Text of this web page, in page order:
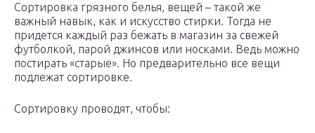
Сортировка грязного белья, вещей – такой же
важный навык, как и искусство стирки. Тогда не
придется каждый раз бежать в магазин за свежей
футболкой, парой джинсов или носками. Ведь можно
постирать «старые». Но предварительно все вещи
подлежат сортировке.
Сортировку проводят, чтобы: